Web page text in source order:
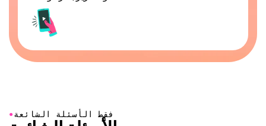
●فقط الأسئلة الشائعة